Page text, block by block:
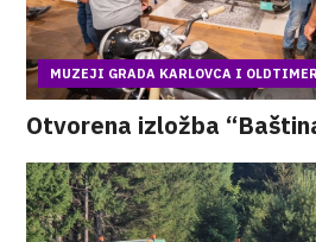
MUZEJI GRADA KARLOVCA I
Otvorena izložba